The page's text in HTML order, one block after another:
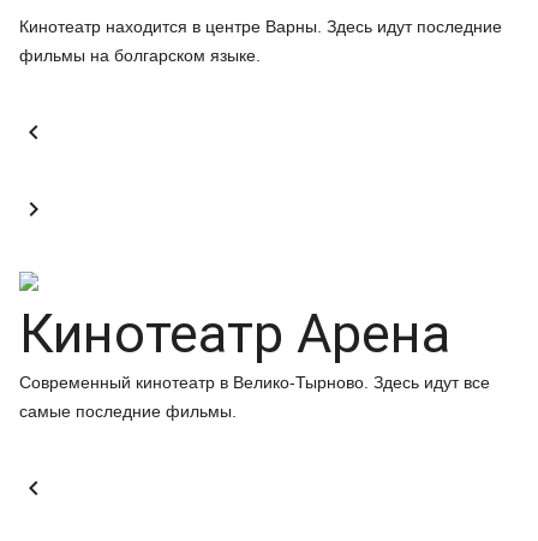
Кинотеатр находится в центре Варны. Здесь идут последние
фильмы на болгарском языке.


Кинотеатр Арена
Современный кинотеатр в Велико-Тырново. Здесь идут все
самые последние фильмы.
